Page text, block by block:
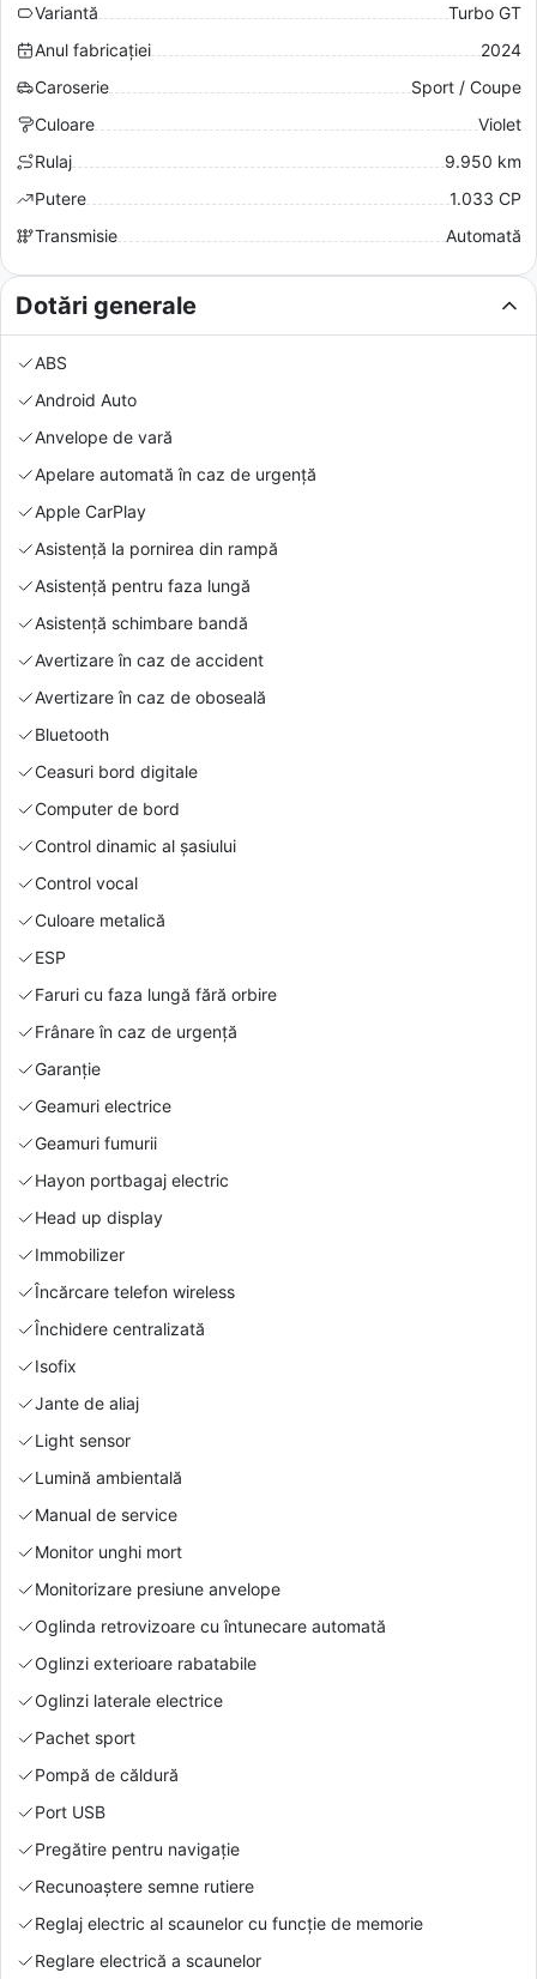
Variantă
Turbo GT
Anul fabricației
2024
Caroserie
Sport / Coupe
Culoare
Violet
Rulaj
9.950 km
Putere
1.033 CP
Transmisie
Automată
Dotări generale
ABS
Android Auto
Anvelope de vară
Apelare automată în caz de urgență
Apple CarPlay
Asistență la pornirea din rampă
Asistență pentru faza lungă
Asistență schimbare bandă
Avertizare în caz de accident
Avertizare în caz de oboseală
Bluetooth
Ceasuri bord digitale
Computer de bord
Control dinamic al șasiului
Control vocal
Culoare metalică
ESP
Faruri cu faza lungă fără orbire
Frânare în caz de urgență
Garanție
Geamuri electrice
Geamuri fumurii
Hayon portbagaj electric
Head up display
Immobilizer
Încărcare telefon wireless
Închidere centralizată
Isofix
Jante de aliaj
Light sensor
Lumină ambientală
Manual de service
Monitor unghi mort
Monitorizare presiune anvelope
Oglinda retrovizoare cu întunecare automată
Oglinzi exterioare rabatabile
Oglinzi laterale electrice
Pachet sport
Pompă de căldură
Port USB
Pregătire pentru navigație
Recunoaștere semne rutiere
Reglaj electric al scaunelor cu funcție de memorie
Reglare electrică a scaunelor